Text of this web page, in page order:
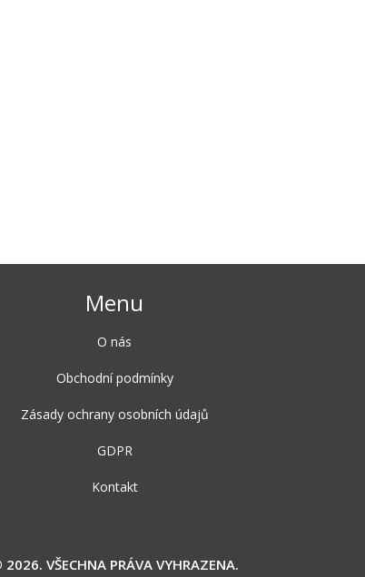
Menu
O nás
Obchodní podmínky
Zásady ochrany osobních údajů
GDPR
Kontakt
VŠECHNA PRÁVA VYHRAZENA.